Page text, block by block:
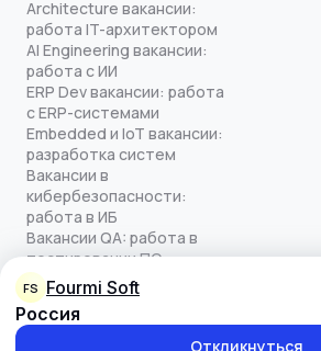
FS Fourmi Soft
Россия
Откликнуться
Architecture вакансии:
работа IT-архитектором
AI Engineering вакансии:
работа с ИИ
ERP Dev вакансии: работа
с ERP-системами
Embedded и IoT вакансии:
разработка систем
Вакансии в
кибербезопасности:
работа в ИБ
Вакансии QA: работа в
тестировании ПО